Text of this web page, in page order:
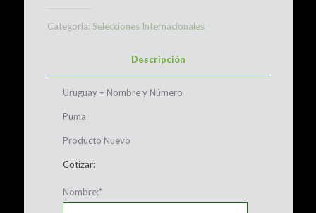
Categoría: Selecciones Internacionales
Descripción
Uruguay + Nombre y Número
Puma
Producto Nuevo
Cotizar:
Nombre:*